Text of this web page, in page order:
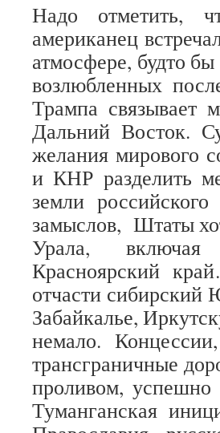
Надо отметить,
американец
атмосфере, будто
возлюбленных
Трампа связывает
Дальний Восток.
желания мирового
и КНР разделить
земли
замыслов, Штаты
Урала,
Красноярский
отчасти
Забайкалье,
немало.
трансграничные
проливом, успешно
Туманганская